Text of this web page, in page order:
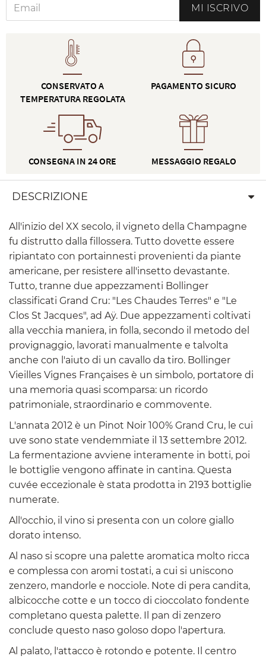
MI ISCRIVO
CONSERVATO A
TEMPERATURA REGOLATA
CONSEGNA IN 24 ORE
PAGAMENTO SICURO
MESSAGGIO REGALO
DESCRIZIONE
All'inizio del XX secolo, il vigneto della Champagne
fu distrutto dalla fillossera. Tutto dovette essere
ripiantato con portainnesti provenienti da piante
americane, per resistere all'insetto devastante.
Tutto, tranne due appezzamenti Bollinger
classificati Grand Cru: "Les Chaudes Terres" e "Le
Clos St Jacques", ad Aÿ. Due appezzamenti coltivati
alla vecchia maniera, in folla, secondo il metodo del
provignaggio, lavorati manualmente e talvolta
anche con l'aiuto di un cavallo da tiro. Bollinger
Vieilles Vignes Françaises è un simbolo, portatore di
una memoria quasi scomparsa: un ricordo
patrimoniale, straordinario e commovente.
L'annata 2012 è un Pinot Noir 100% Grand Cru, le cui
uve sono state vendemmiate il 13 settembre 2012.
La fermentazione avviene interamente in botti, poi
le bottiglie vengono affinate in cantina. Questa
cuvée eccezionale è stata prodotta in 2193 bottiglie
numerate.
All'occhio, il vino si presenta con un colore giallo
dorato intenso.
Al naso si scopre una palette aromatica molto ricca
e complessa con aromi tostati, a cui si uniscono
zenzero, mandorle e nocciole. Note di pera candita,
albicocche cotte e un tocco di cioccolato fondente
completano questa palette. Il pan di zenzero
conclude questo naso goloso dopo l'apertura.
Al palato, l'attacco è rotondo e potente. Il centro